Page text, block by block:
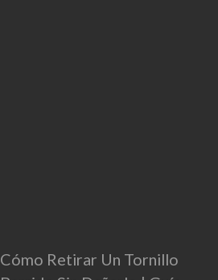
Cómo Retirar Un Tornillo